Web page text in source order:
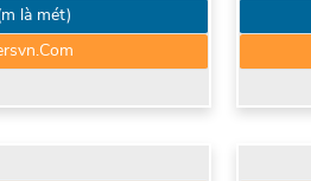
là mét)